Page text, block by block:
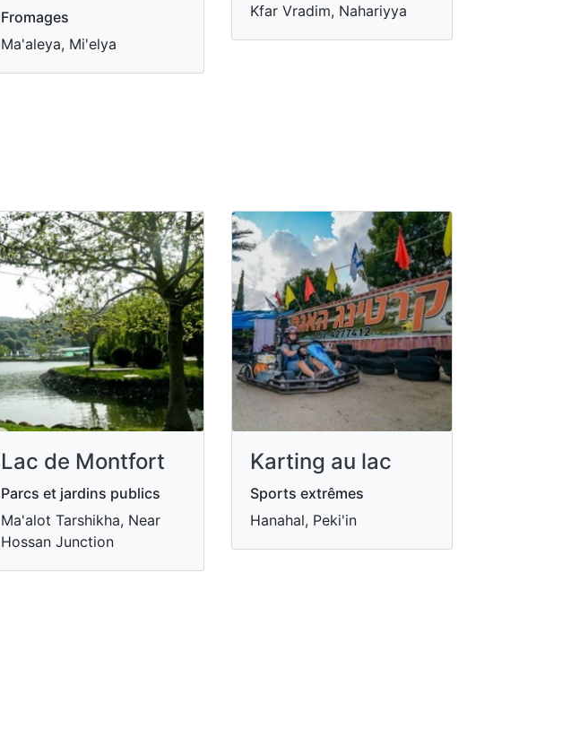
Fromages
Ma'aleya, Mi'elya
Kfar Vradim, Nahariyya
Lac de Montfort
Parcs et jardins publics
Ma'alot Tarshikha, Near
Hossan Junction
Karting au lac
Sports extrêmes
Hanahal, Peki'in